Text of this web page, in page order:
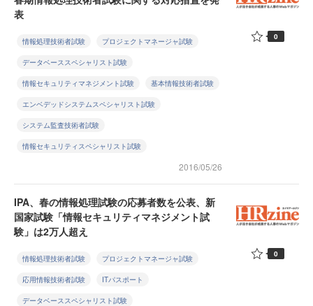
表
情報処理技術者試験 プロジェクトマネージャ試験
データベーススペシャリスト試験
情報セキュリティマネジメント試験 基本情報技術者試験
エンベデッドシステムスペシャリスト試験
システム監査技術者試験
情報セキュリティスペシャリスト試験
2016/05/26
0
IPA、春の情報処理試験の応募者数を公表、新
国家試験「情報セキュリティマネジメント試
験」は2万人超え
情報処理技術者試験 プロジェクトマネージャ試験
応用情報技術者試験 ITパスポート
データベーススペシャリスト試験
0